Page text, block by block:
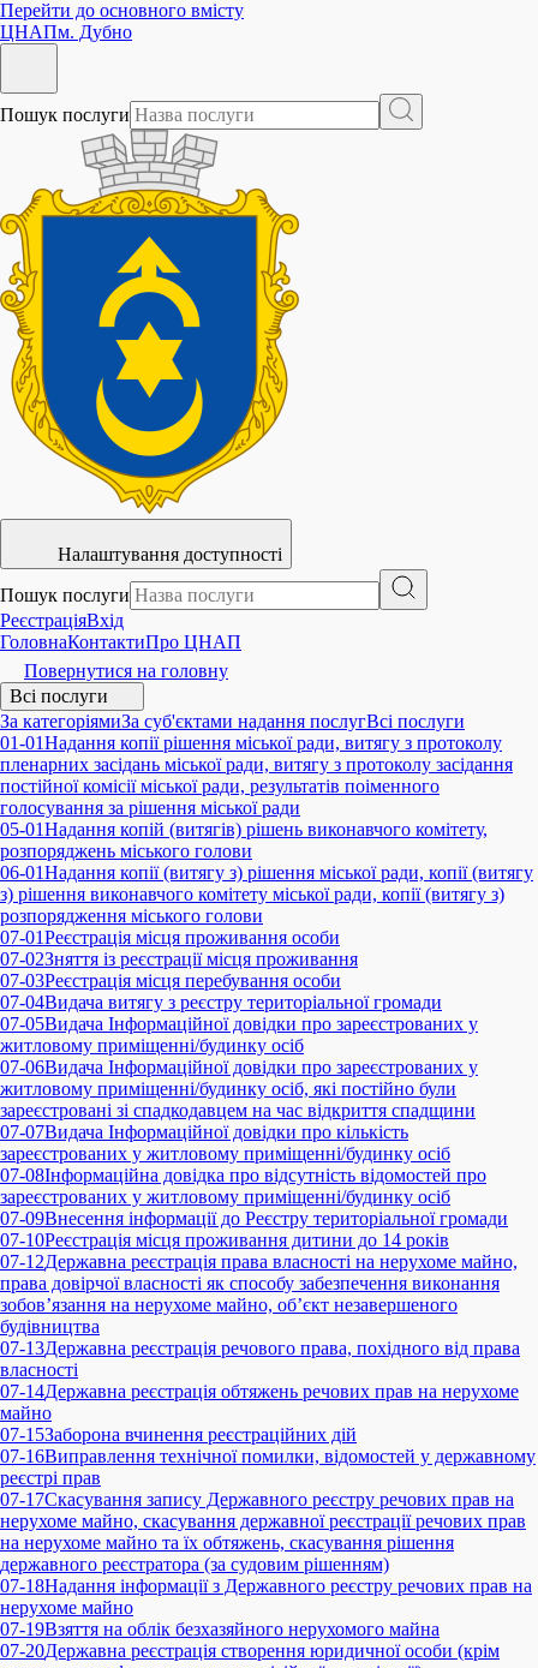
Перейти до основного вмісту
ЦНАПм. Дубно
Пошук послуги
Налаштування доступності
Пошук послуги
РеєстраціяВхід
ГоловнаКонтактиПро ЦНАП
Повернутися на головну
Всі послуги
За категоріямиЗа суб'єктами надання послугВсі послуги
01-01Надання копії рішення міської ради, витягу з протоколу
пленарних засідань міської ради, витягу з протоколу засідання
постійної комісії міської ради, результатів поіменного
голосування за рішення міської ради
05-01Надання копій (витягів) рішень виконавчого комітету,
розпоряджень міського голови
06-01Надання копії (витягу з) рішення міської ради, копії (витягу
з) рішення виконавчого комітету міської ради, копії (витягу з)
розпорядження міського голови
07-01Реєстрація місця проживання особи
07-02Зняття із реєстрації місця проживання
07-03Реєстрація місця перебування особи
07-04Видача витягу з реєстру територіальної громади
07-05Видача Інформаційної довідки про зареєстрованих у
житловому приміщенні/будинку осіб
07-06Видача Інформаційної довідки про зареєстрованих у
житловому приміщенні/будинку осіб, які постійно були
зареєстровані зі спадкодавцем на час відкриття спадщини
07-07Видача Інформаційної довідки про кількість
зареєстрованих у житловому приміщенні/будинку осіб
07-08Інформаційна довідка про відсутність відомостей про
зареєстрованих у житловому приміщенні/будинку осіб
07-09Внесення інформації до Реєстру територіальної громади
07-10Реєстрація місця проживання дитини до 14 років
07-12Державна реєстрація права власності на нерухоме майно,
права довірчої власності як способу забезпечення виконання
зобов’язання на нерухоме майно, об’єкт незавершеного
будівництва
07-13Державна реєстрація речового права, похідного від права
власності
07-14Державна реєстрація обтяжень речових прав на нерухоме
майно
07-15Заборона вчинення реєстраційних дій
07-16Виправлення технічної помилки, відомостей у державному
реєстрі прав
07-17Скасування запису Державного реєстру речових прав на
нерухоме майно, скасування державної реєстрації речових прав
на нерухоме майно та їх обтяжень, скасування рішення
державного реєстратора (за судовим рішенням)
07-18Надання інформації з Державного реєстру речових прав на
нерухоме майно
07-19Взяття на облік безхазяйного нерухомого майна
07-20Державна реєстрація створення юридичної особи (крім